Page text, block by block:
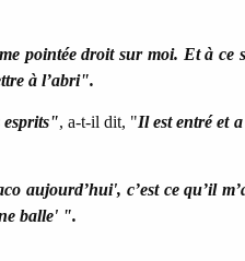
pointée droit sur moi. Et à ce
à l’abri".
esprits", a-t-il dit, "Il est entré et
aujourd’hui', c’est ce qu’il
balle' ".